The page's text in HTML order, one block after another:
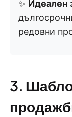
✨ Идеален
редовни
3.